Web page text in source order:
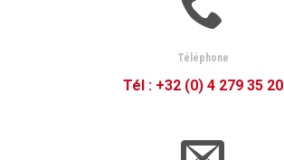
Téléphone
Tél : +32 (0) 4 279 35 20